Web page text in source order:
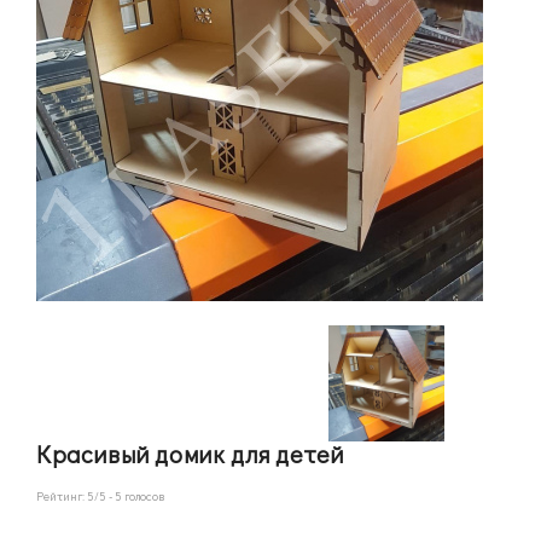
Красивый домик для детей
Рейтинг: 5/5 - 5 голосов